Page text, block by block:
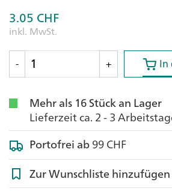
3.05 CHF
inkl. MwSt.
-
+ In
In
Mehr als 16 Stück an Lager
Lieferzeit ca. 2 - 3
Portofrei ab99 CHF
Zur Wunschliste hinzufügen